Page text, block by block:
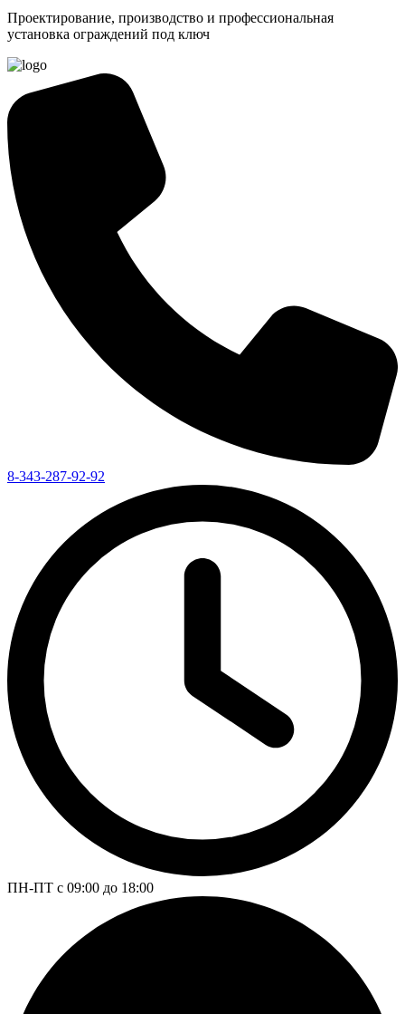
Проектирование, производство и профессиональная
установка ограждений под ключ
8-343-287-92-92
ПН-ПТ с 09:00 до 18:00